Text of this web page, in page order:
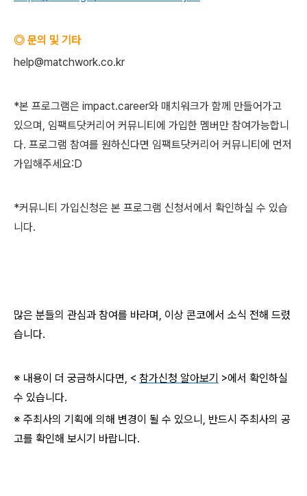
◎ 문의 및 기타
help@matchwork.co.kr
*본 프로그램은 impact.career와 매치워크가 함께 만들어가고
있으며, 임팩트닷커리어 커뮤니티에 가입한 멤버만 참여가능합니
다. 프로그램 참여를 원하신다면 임팩트닷커리어 커뮤니티에 먼저
가입해주세요:D
*커뮤니티 가입신청은 본 프로그램 신청서에서 확인하실 수 있습
니다.
많은 분들의 관심과 참여를 바라며, 이상 콘코에서 소식 전해 드렸
습니다.
※ 내용이 더 궁금하시다면, < 참가신청 알아보기 >에서 확인하실
수 있습니다.
※ 주최사의 기획에 의해 변경이 될 수 있으니, 반드시 주최사의 공
고를 확인해 보시기 바랍니다.